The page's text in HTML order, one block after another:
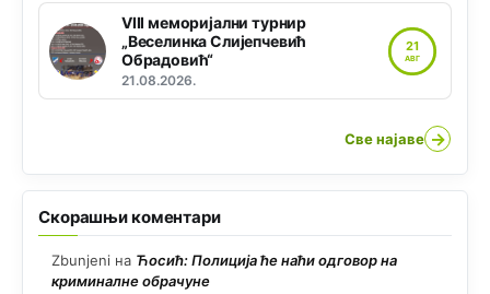
VIII меморијални турнир
„Веселинка Слијепчевић
Обрадовић“
21.08.2026.
21
АВГ
Све најаве →
Скорашњи коментари
Zbunjeni на Ћосић: Полиција ће наћи одговор на
криминалне обрачуне